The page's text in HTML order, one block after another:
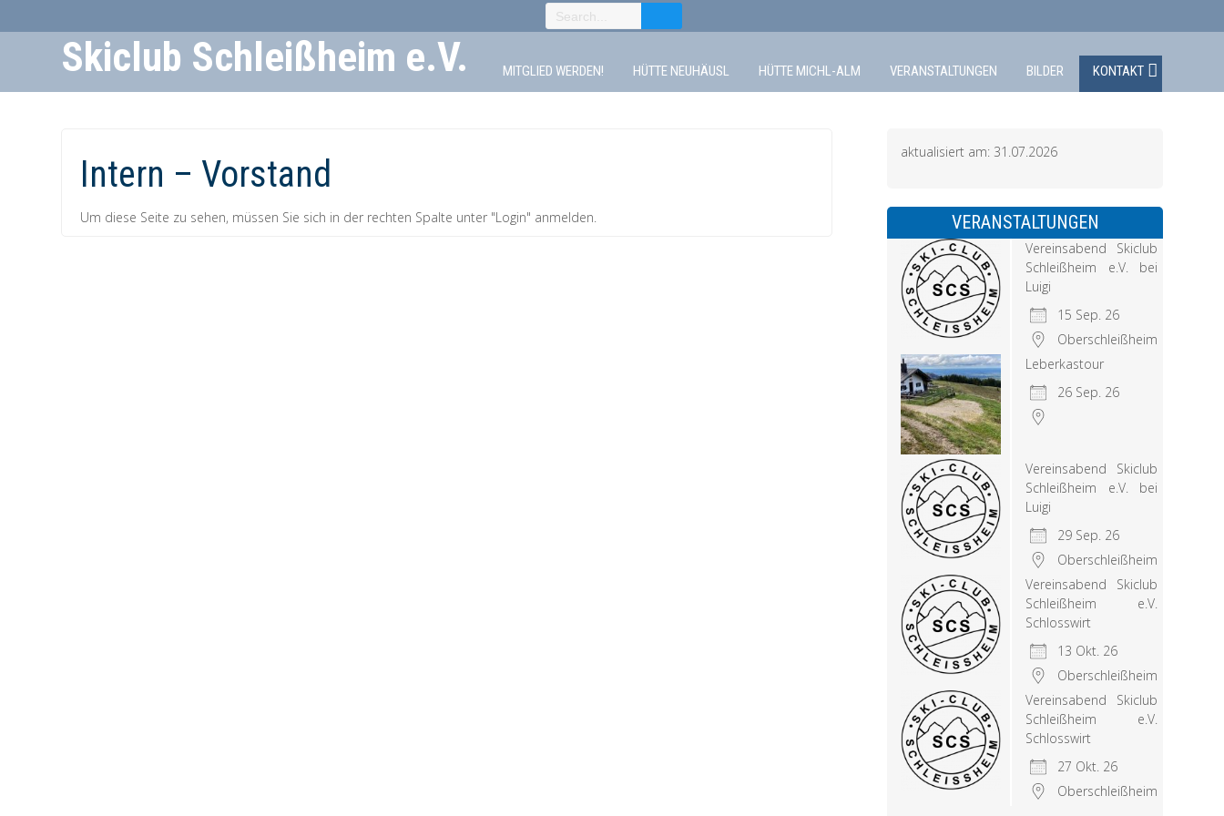
Skiclub Schleißheim e.V. MITGLIED WERDEN! HÜTTE NEUHÄUSL HÜTTE MICHL-ALM VERANSTALTUNGEN BILDER KONTAKT
Intern – Vorstand
Um diese Seite zu sehen, müssen Sie sich in der rechten Spalte unter "Login" anmelden.
aktualisiert am: 31.07.2026
VERANSTALTUNGEN
Vereinsabend Skiclub
Schleißheim e.V. bei
Luigi
15 Sep. 26
Oberschleißheim
Leberkastour
26 Sep. 26
Vereinsabend Skiclub
Schleißheim e.V. bei
Luigi
29 Sep. 26
Oberschleißheim
Vereinsabend Skiclub
Schleißheim e.V.
Schlosswirt
13 Okt. 26
Oberschleißheim
Vereinsabend Skiclub
Schleißheim e.V.
Schlosswirt
27 Okt. 26
Oberschleißheim